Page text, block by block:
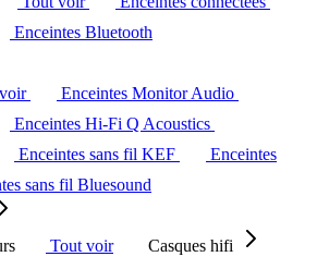
Enceintes Bluetooth
Enceintes Monitor Audio
Enceintes Hi-Fi Q Acoustics
Enceintes sans fil KEF
Enceintes
sans fil Bluesound
Tout voir
Casques hifi